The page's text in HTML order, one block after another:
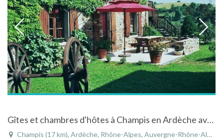
Gîtes et chambres d'hôtes à Champis en Ardèche avec piscine et rivière
Champis (17 km), Ardèche, Rhône-Alpes, Auvergne-Rhône-Alpes, France